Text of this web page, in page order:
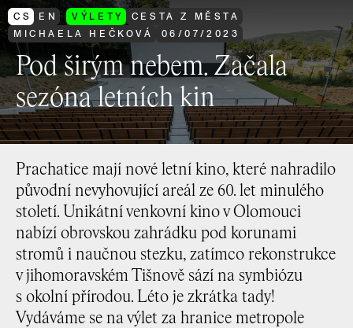
CS EN VÝLETY
CESTA Z MĚSTA
MICHAELA HEČKOVÁ
06 /07/2023
Pod širým nebem. Začala
sezóna letních kin
Prachatice mají nové letní kino, které nahradilo
původní nevyhovující areál ze 60. let minulého
století. Unikátní venkovní kino v Olomouci
nabízí obrovskou zahrádku pod korunami
stromů i naučnou stezku, zatímco rekonstrukce
v jihomoravském Tišnově sází na symbiózu
s okolní přírodou. Léto je zkrátka tady!
Vydáváme se na výlet za hranice metropole